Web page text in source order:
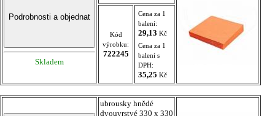
Skladem
Kód
výrobku:
722245
Cena za 1
balení:
29,13 Kč
Cena za 1
balení s
DPH:
35,25 Kč
ubrousky hnědé
dvouvrstvé 330 x 330